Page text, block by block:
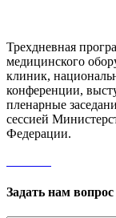
Трехдневная
медицинского
клиник,
конференции,
пленарные
сессией
Федерации.
Задать нам вопрос